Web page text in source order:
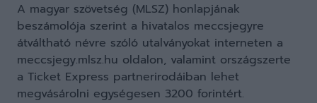
A magyar szövetség (MLSZ) honlapjának
beszámolója szerint a hivatalos meccsjegyre
átváltható névre szóló utalványokat interneten a
meccsjegy.mlsz.hu oldalon, valamint országszerte
a Ticket Express partnerirodáiban lehet
megvásárolni egységesen 3200 forintért.